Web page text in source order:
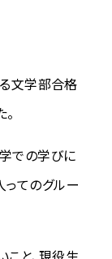
文学部合格
での学びに
ってのグルー